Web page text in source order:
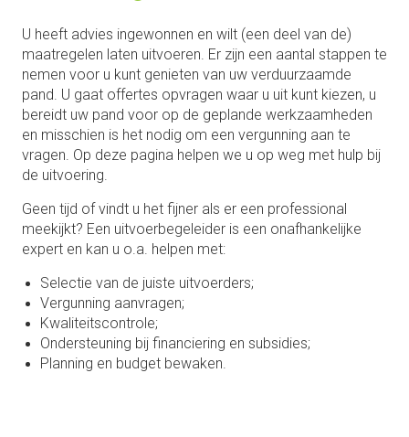
U heeft advies ingewonnen en wilt (een deel van de)
maatregelen laten uitvoeren. Er zijn een aantal stappen te
nemen voor u kunt genieten van uw verduurzaamde
pand. U gaat offertes opvragen waar u uit kunt kiezen, u
bereidt uw pand voor op de geplande werkzaamheden
en misschien is het nodig om een vergunning aan te
vragen. Op deze pagina helpen we u op weg met hulp bij
de uitvoering.
Geen tijd of vindt u het fijner als er een professional
meekijkt? Een uitvoerbegeleider is een onafhankelijke
expert en kan u o.a. helpen met:
Selectie van de juiste uitvoerders;
Vergunning aanvragen;
Kwaliteitscontrole;
Ondersteuning bij financiering en subsidies;
Planning en budget bewaken.